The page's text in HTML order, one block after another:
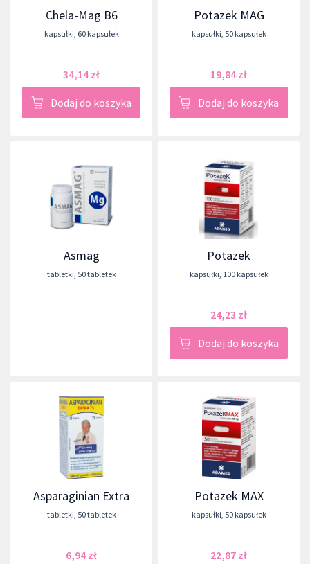
Chela-Mag B6
kapsułki 60 kapsułek
34,14 zł
Dodaj do koszyka
Potazek MAG
kapsułki 50 kapsułek
19,84 zł
Dodaj do koszyka
Asmag
tabletki 50 tabletek
Potazek
kapsułki 100 kapsułek
24,23 zł
Dodaj do koszyka
Asparaginian Extra
tabletki 50 tabletek
6,94 zł
Potazek MAX
kapsułki 50 kapsułek
22,87 zł